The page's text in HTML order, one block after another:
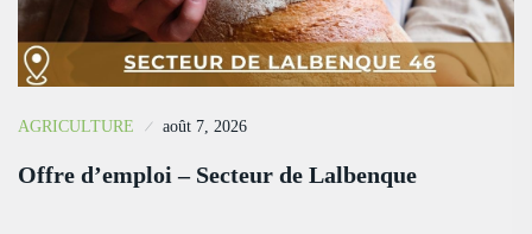
AGRICULTURE août 7, 2026
Offre d’emploi – Secteur de Lalbenque